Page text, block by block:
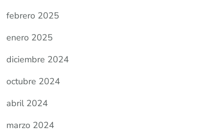
febrero 2025
enero 2025
diciembre 2024
octubre 2024
abril 2024
marzo 2024